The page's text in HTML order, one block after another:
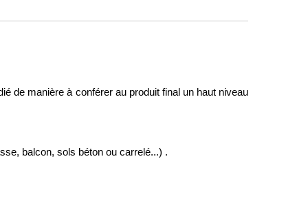
de manière à conférer au produit final un haut niveau
balcon, sols béton ou carrelé...) .